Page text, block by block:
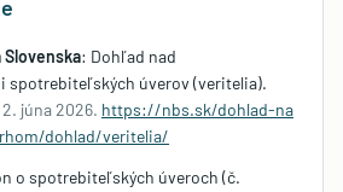
Slovenska: Dohľad nad
spotrebiteľských úverov (veritelia).
2. júna 2026. https://nbs.sk/dohlad-na
dohlad/veritelia/
o spotrebiteľských úveroch (č.